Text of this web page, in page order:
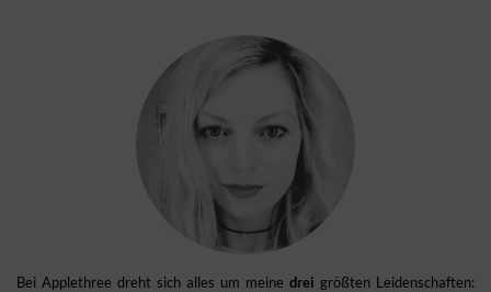
Bei Applethree dreht sich alles um meine drei größten Leidenschaften: